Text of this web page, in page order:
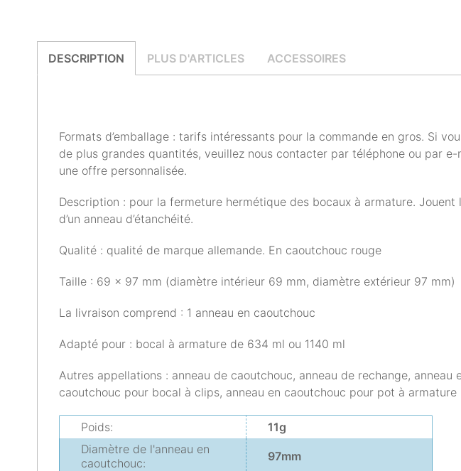
DESCRIPTION PLUS D'ARTICLES ACCESSOIRES
Formats d’emballage : tarifs intéressants pour la commande en gros. Si
de plus grandes quantités, veuillez nous contacter par téléphone ou par e-
une offre personnalisée.
Description : pour la fermeture hermétique des bocaux à armature. Jouent
d’un anneau d’étanchéité.
Qualité : qualité de marque allemande. En caoutchouc rouge
Taille : 69 x 97 mm (diamètre intérieur 69 mm, diamètre extérieur 97 mm)
La livraison comprend : 1 anneau en caoutchouc
Adapté pour : bocal à armature de 634 ml ou 1140 ml
Autres appellations : anneau de caoutchouc, anneau de rechange, anneau
caoutchouc pour bocal à clips, anneau en caoutchouc pour pot à armature
Poids:
11g
Diamètre de l'anneau en
caoutchouc:
97mm